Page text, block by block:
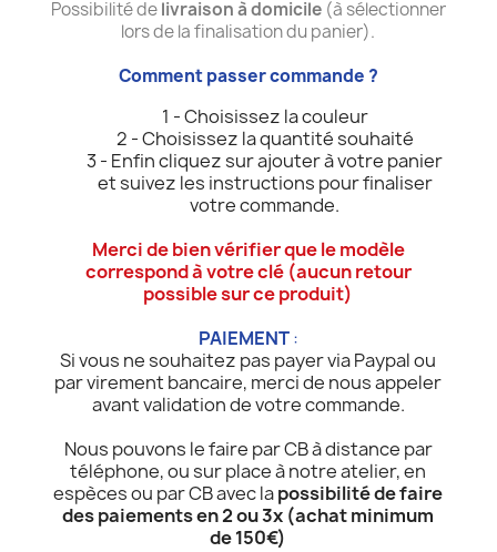
Possibilité delivraison à domicile(à sélectionner
lors de la finalisation du panier).
Comment passer commande ?
1 - Choisissez la couleur
2 - Choisissez la quantité souhaité
3 - Enfin cliquez sur ajouter à votre panier
et suivez les instructions pour finaliser
votre commande.
Merci de bien vérifier que le modèle
correspond à votre clé (aucun retour
possible sur ce produit)
PAIEMENT:
Si vous ne souhaitez pas payer via Paypal ou
par virement bancaire, merci de nous appeler
avant validation de votre commande.
Nous pouvons le faire par CB à distance par
téléphone, ou sur place à notre atelier, en
espèces ou par CB avec lapossibilité de faire
des paiements en 2 ou 3x (achat minimum
de 150€)